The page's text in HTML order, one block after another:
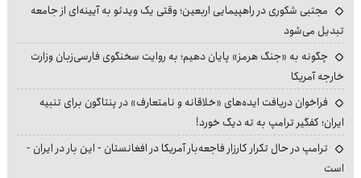
مجتبی شکوری در راهپیمایی اربعین؛ وقتی یک ویدئو به آیینه‌ای از جامعه
تبدیل می‌شود
چگونه به «جنگ هرمز» پایان دهیم؛ به روایت سخنگوی فارسی‌زبان وزارت
خارجه آمریکا
فراخوان دریافت ایده‌های «خلاقانه و نامتعارف» در پنتاگون برای تنبیه
ایران؛ کفگیر ترامپ به ته دیگ خورد!
ترامپ در حال تکرار کارزار فاجعه‌بار آمریکا در افغانستان - این بار در ایران -
است